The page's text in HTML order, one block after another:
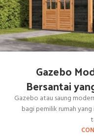
Gazebo
Bersantai
Gazebo atau saung
bagi pemilik rumah